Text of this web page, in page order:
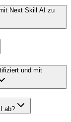
Next Skill AI zu
und mit
ab?